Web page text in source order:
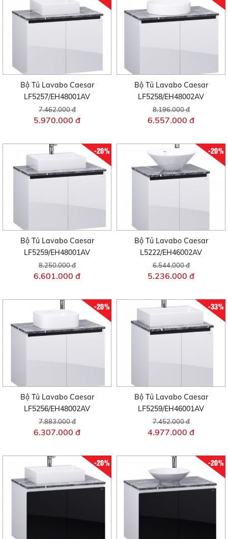
Bộ Tủ Lavabo Caesar
LF5257/EH48001AV
7.462.000 đ
5.970.000 đ
Bộ Tủ Lavabo Caesar
LF5258/EH48002AV
8.196.000 đ
6.557.000 đ
-20%
Bộ Tủ Lavabo Caesar
LF5259/EH48001AV
8.250.000 đ
6.601.000 đ
-20%
Bộ Tủ Lavabo Caesar
L5222/EH46002AV
6.544.000 đ
5.236.000 đ
-20%
Bộ Tủ Lavabo Caesar
LF5256/EH48002AV
7.883.000 đ
6.307.000 đ
-33%
Bộ Tủ Lavabo Caesar
LF5259/EH46001AV
7.452.000 đ
4.977.000 đ
-20% -20%